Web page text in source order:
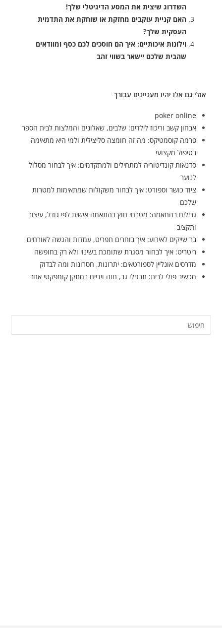
השדרוג שיצית את המסע הדיגיטלי שלך!
האם קניית עוקבים מחזקת או שוחקת את התדמית
העסקית שלך?
וילונות איכותיים: איך הם חוסכים לכם כסף ומוודאים
שהבית שלכם יישאר בשווי זהב
אולי גם אלו יהיו מעניינים עבורך
poker online
אבחון קשב וריכוז לילדים: שלבים, שאלונים והמלצות לבית הספר
פרמה קוסמטיקס: מה זה חומצה סליצילית ולמי היא מתאימה
בטיפול מקצועי
סדנאות קונדיטוריה למתחילים ולמתקדמים: איך לבחור מסלול
לנוער
ציוד כושר וספורט: איך לבחור משקולות שמתאימות למטרות
שלכם
גרילים בהתאמה: מטבחי חוץ בהתאמה אישית לפי גודל, עיצוב
ותקציב
בר שייקים לאירוע: איך בוחרים תפריט, עמדות והגשה לאורחים
ריטריט: איך לבחור מסגרת שתומכת בשינוי ולא רק בחופשה
מדרסים אונליין לספורטאים: יתרונות, חסרונות ומה לבדוק
מכשיר פולי לבית: תרגילי גב, חזה וידיים במתקן קומפקטי אחד